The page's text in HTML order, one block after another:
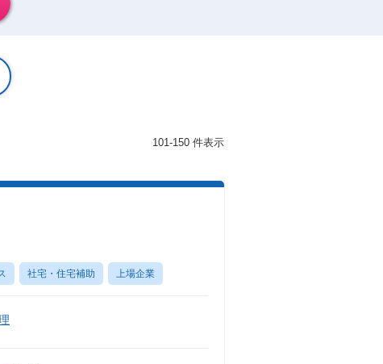
101-150 件表示
社宅・住宅補助 上場企業